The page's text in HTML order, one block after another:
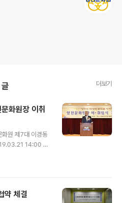
더보기
화원장 이취
화원 제7대 이경동
14:00 양
약 체결